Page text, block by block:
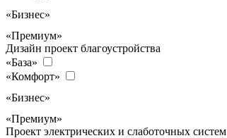
«Бизнес»
«Премиум»
Дизайн проект благоустройства
«База»
«Комфорт»
«Бизнес»
«Премиум»
Проект электрических и слаботочных систем